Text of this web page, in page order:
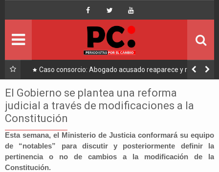
Caso consorcio: Abogado acusado reaparece y ratifica
su denuncia contra Coaquira
El Gobierno se plantea una reforma
judicial a través de modificaciones a la
Constitución
Esta semana, el Ministerio de Justicia conformará su equipo
de “notables” para discutir y posteriormente definir la
pertinencia o no de cambios a la modificación de la
Constitución.
Portada
Ultimo
Economía
Mundo
Nacional